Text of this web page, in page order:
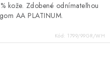
kože. Zdobené odnímateľnou
AA PLATINUM.
Kód: 1799/99GR/WH